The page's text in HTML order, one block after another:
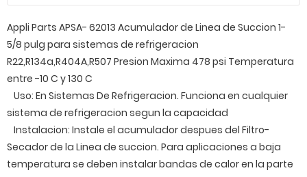
Appli Parts APSA- 62013 Acumulador de Linea de Succion 1-
5/8 pulg para sistemas de refrigeracion
R22,R134a,R404A,R507 Presion Maxima 478 psi Temperatura
entre -10 C y 130 C
Uso: En Sistemas De Refrigeracion. Funciona en cualquier
sistema de refrigeracion segun la capacidad
Instalacion: Instale el acumulador despues del Filtro-
Secador de la Linea de succion. Para aplicaciones a baja
temperatura se deben instalar bandas de calor en la parte